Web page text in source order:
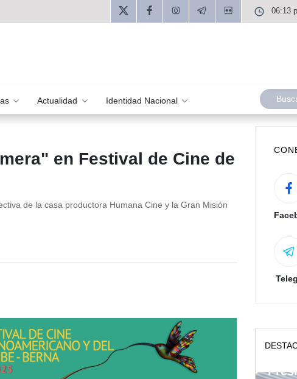
06:13
Actualidad Identidad Nacional
en Festival de Cine de
de la casa productora Humana Cine y la Gran Misión